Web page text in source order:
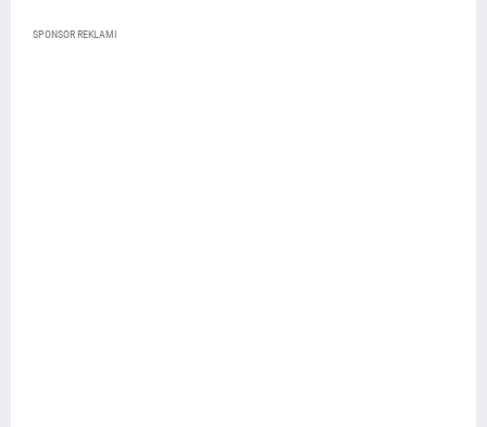
SPONSOR REKLAMI